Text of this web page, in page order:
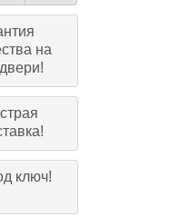
на
ключ!